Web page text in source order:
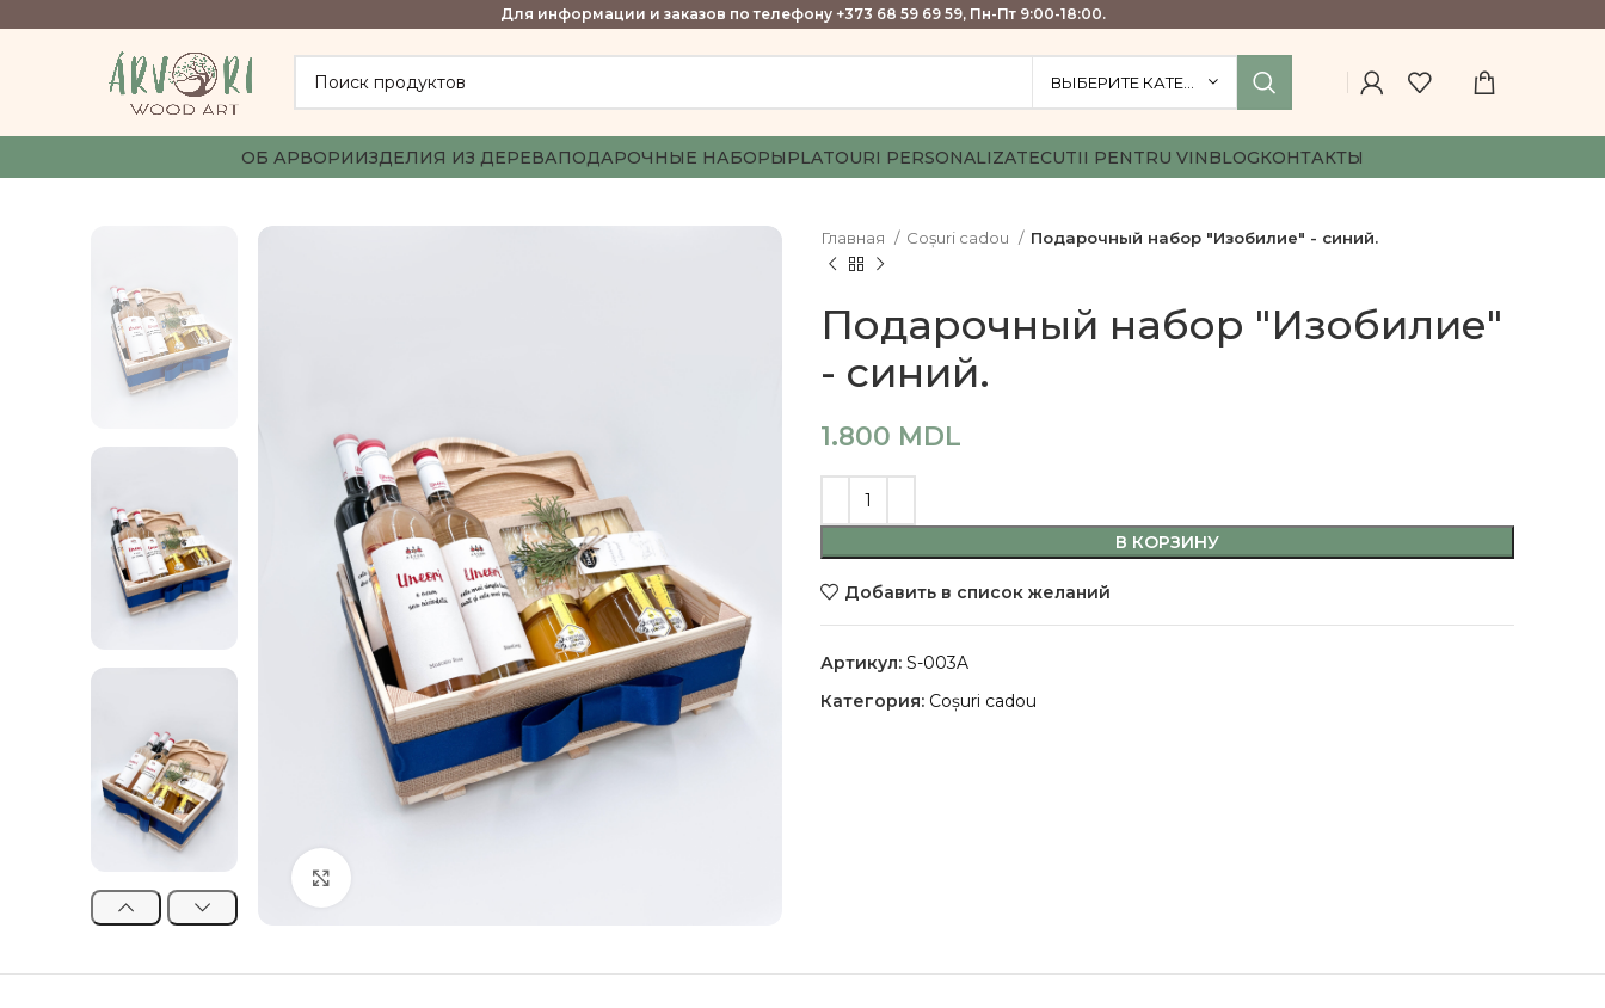
Для информации и заказов по телефону +373 68 59 69 59, Пн-Пт 9:00-18:00.
ОБ АРВОРИИЗДЕЛИЯ ИЗ ДЕРЕВАПОДАРОЧНЫЕ НАБОРЫPLATOURI PERSONALIZATECUTII PENTRU VINBLOGКОНТАКТЫ
Главная Coșuri cadou Подарочный набор "Изобилие" - синий.
Подарочный набор "Изобилие"
- синий.
1.800 MDL
В КОРЗИНУ
Добавить в список желаний
Артикул: S-003A
Категория: Coșuri cadou